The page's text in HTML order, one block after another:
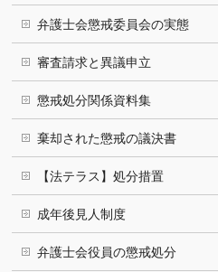
弁護士会懲戒委員会の実態
審査請求と異議申立
懲戒処分関係資料集
棄却された懲戒の議決書
【法テラス】処分措置
成年後見人制度
弁護士会役員の懲戒処分